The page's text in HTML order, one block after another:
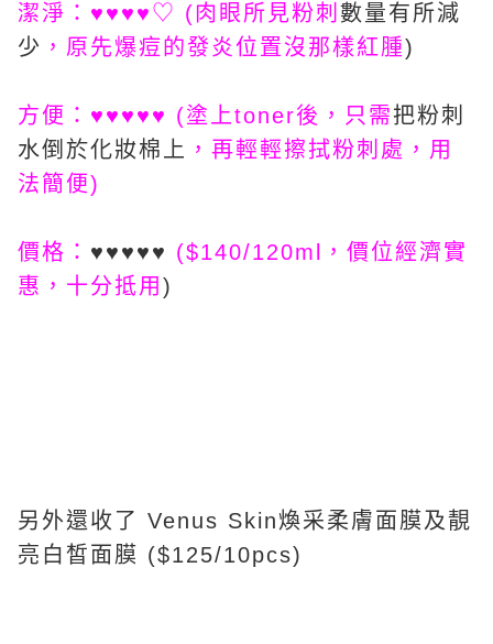
潔淨：♥♥♥♥♡ (肉眼所見粉刺 數量有所減
少 ，原先爆痘的發炎位置沒那樣紅腫)
方便：♥♥♥♥♥ (塗上toner後，只需把粉刺
水倒於化妝棉上 ，再輕輕擦拭粉刺處，用
法簡便)
價格： ♥♥♥♥♥ ($140/120ml， 價位經濟實
惠，十分抵用 )
另外還收了 Venus Skin煥采柔膚面膜及靚
亮白皙面膜 ($125/10pcs)